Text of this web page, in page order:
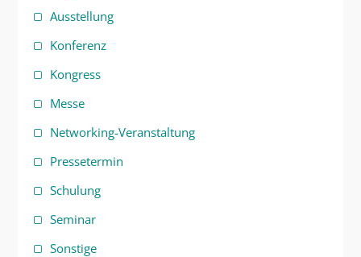
Ausstellung
Konferenz
Kongress
Messe
Networking-Veranstaltung
Pressetermin
Schulung
Seminar
Sonstige